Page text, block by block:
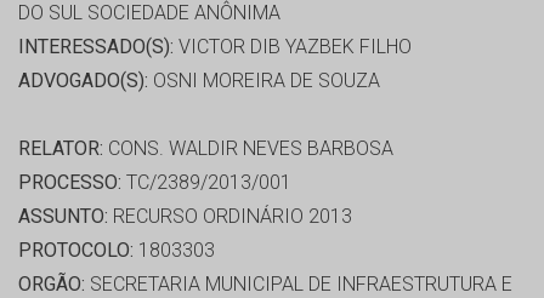
DO SUL SOCIEDADE ANÔNIMA
INTERESSADO(S): VICTOR DIB YAZBEK FILHO
ADVOGADO(S): OSNI MOREIRA DE SOUZA
RELATOR: CONS. WALDIR NEVES BARBOSA
PROCESSO: TC/2389/2013/001
ASSUNTO: RECURSO ORDINÁRIO 2013
PROTOCOLO: 1803303
ORGÃO: SECRETARIA MUNICIPAL DE INFRAESTRUTURA E